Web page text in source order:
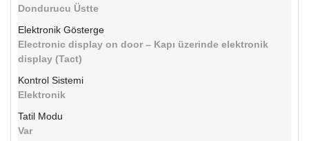
Dondurucu Üstte
Elektronik Gösterge
Electronic display on door – Kapı üzerinde elektronik
display (Tact)
Kontrol Sistemi
Elektronik
Tatil Modu
Var